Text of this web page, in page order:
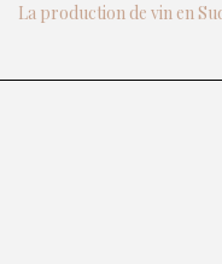
La production de vin en